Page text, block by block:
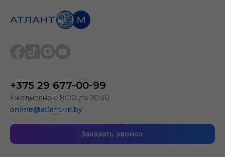
+375 29 677-00-99
Ежедневно с 8:00 до 20:30
online@atlant-m.by
Заказать звонок